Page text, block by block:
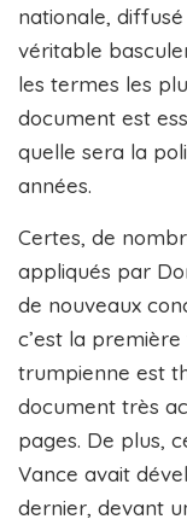
nationale,
véritable
les termes les
document est
quelle sera la
années.
Certes, de
appliqués par
de nouveaux
c’est la
trumpienne est
document très
pages. De plus,
Vance avait
dernier, devant